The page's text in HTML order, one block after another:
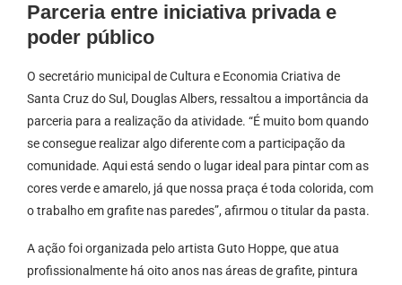
Parceria entre iniciativa privada e
poder público
O secretário municipal de Cultura e Economia Criativa de
Santa Cruz do Sul, Douglas Albers, ressaltou a importância da
parceria para a realização da atividade. “É muito bom quando
se consegue realizar algo diferente com a participação da
comunidade. Aqui está sendo o lugar ideal para pintar com as
cores verde e amarelo, já que nossa praça é toda colorida, com
o trabalho em grafite nas paredes”, afirmou o titular da pasta.
A ação foi organizada pelo artista Guto Hoppe, que atua
profissionalmente há oito anos nas áreas de grafite, pintura